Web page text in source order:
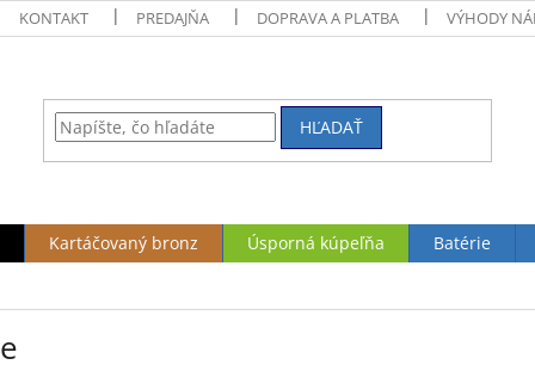
KONTAKT PREDAJŇA DOPRAVA A PLATBA VÝHODY
HĽADAŤ
Kartáčovaný bronz Úsporná kúpeľňa Batérie